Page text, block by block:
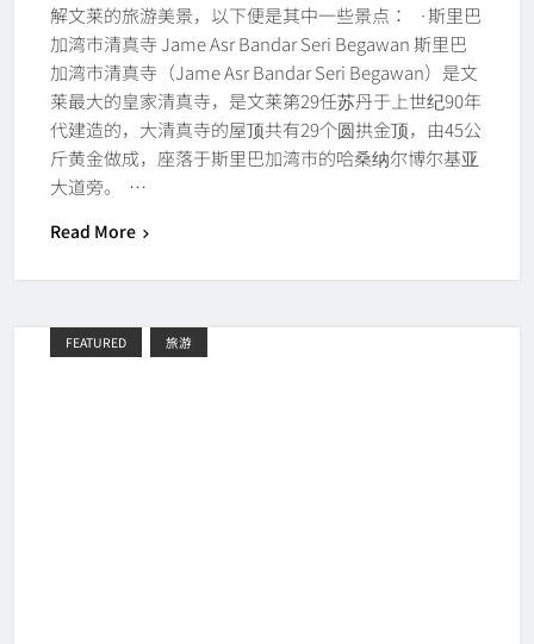
解文莱的旅游美景，以下便是其中一些景点： ·斯里巴
加湾市清真寺 Jame Asr Bandar Seri Begawan 斯里巴
加湾市清真寺（Jame Asr Bandar Seri Begawan）是文
莱最大的皇家清真寺，是文莱第29任苏丹于上世纪90年
代建造的，大清真寺的屋顶共有29个圆拱金顶，由45公
斤黄金做成，座落于斯里巴加湾市的哈桑纳尔博尔基亚
大道旁。 …
Read More
FEATURED 旅游